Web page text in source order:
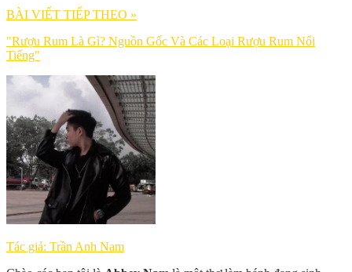
BÀI VIẾT TIẾP THEO »
"Rượu Rum Là Gì? Nguồn Gốc Và Các Loại Rượu Rum Nổi
Tiếng"
Tác giả: Trần Anh Nam